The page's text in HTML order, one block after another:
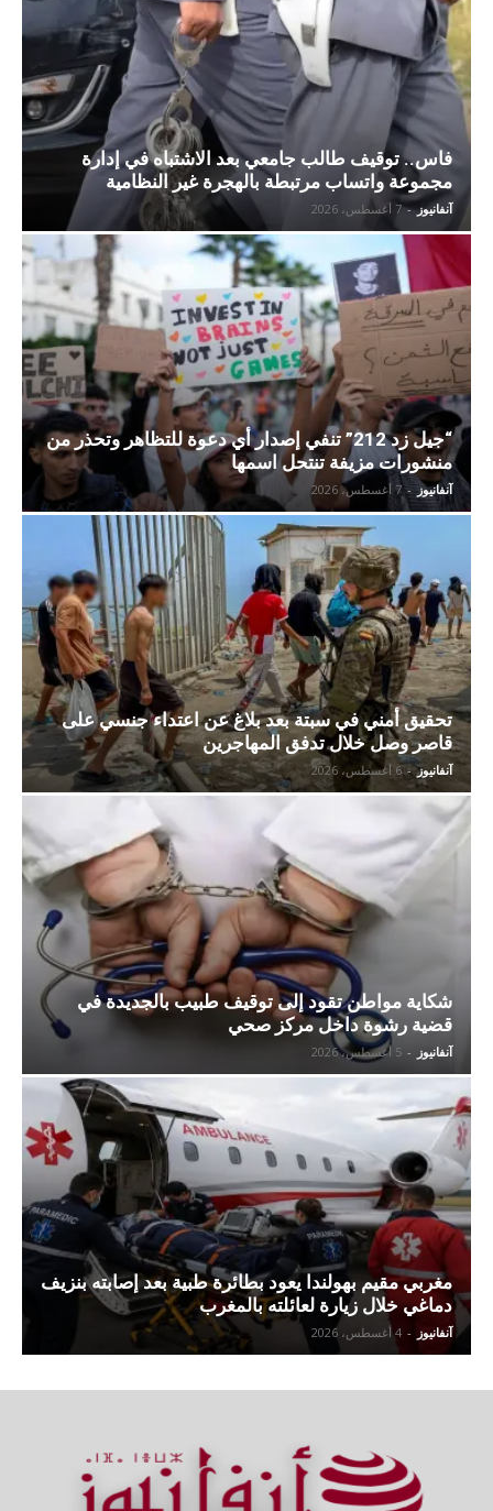
فاس.. توقيف طالب جامعي بعد الاشتباه في إدارة
مجموعة واتساب مرتبطة بالهجرة غير النظامية
آنفانيوز - 7 أغسطس، 2026
“جيل زد 212” تنفي إصدار أي دعوة للتظاهر وتحذر من
منشورات مزيفة تنتحل اسمها
آنفانيوز - 7 أغسطس، 2026
تحقيق أمني في سبتة بعد بلاغ عن اعتداء جنسي على
قاصر وصل خلال تدفق المهاجرين
آنفانيوز - 6 أغسطس، 2026
شكاية مواطن تقود إلى توقيف طبيب بالجديدة في
قضية رشوة داخل مركز صحي
آنفانيوز - 5 أغسطس، 2026
مغربي مقيم بهولندا يعود بطائرة طبية بعد إصابته بنزيف
دماغي خلال زيارة لعائلته بالمغرب
آنفانيوز - 4 أغسطس، 2026